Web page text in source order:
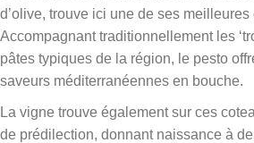
d’olive, trouve ici une de ses meilleures
Accompagnant traditionnellement les
pâtes typiques de la région, le pesto
saveurs méditerranéennes en bouche.
La vigne trouve également sur ces
de prédilection, donnant naissance à